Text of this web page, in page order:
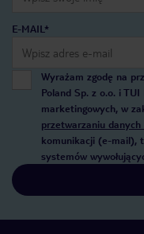
E-MAIL*
Wyrażam zgodę na
Poland Sp. z o.o. i
marketingowych, w
przetwarzaniu danych
komunikacji (e-mail),
systemów